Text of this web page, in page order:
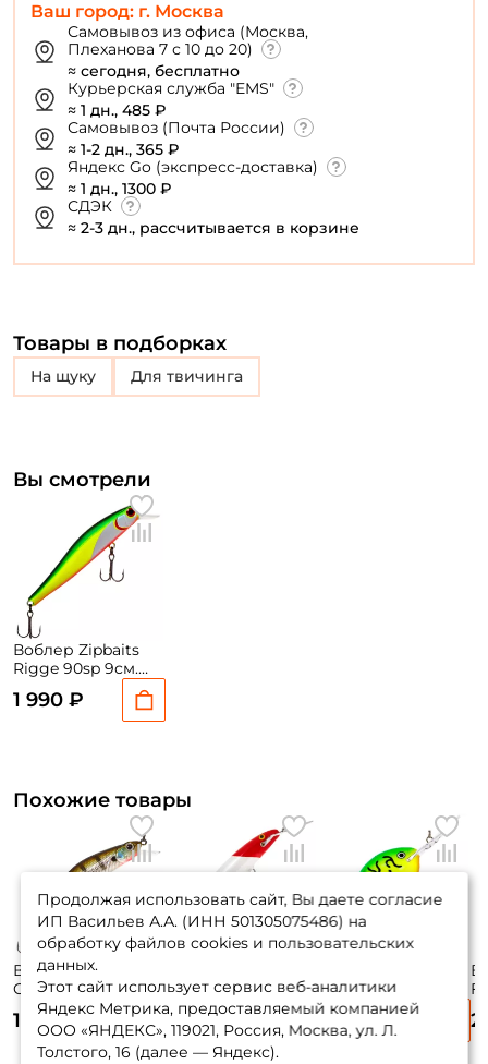
Ваш город: г. Москва
Самовывоз из офиса (Москва,
Плеханова 7 с 10 до 20)
≈ сегодня, бесплатно
Курьерская служба "EMS"
≈ 1 дн., 485 ₽
Самовывоз (Почта России)
≈ 1-2 дн., 365 ₽
Яндекс Go (экспресс-доставка)
≈ 1 дн., 1300 ₽
СДЭК
≈ 2-3 дн., рассчитывается в корзине
Товары в подборках
на щуку для твичинга
Вы смотрели
Воблер Zipbaits
Rigge 90sp 9см.
1,5м. suspending
1 990 ₽
Похожие товары
Воблер Zipbaits
Orbit 80 Sp-sr 8см.
8,5гр. #509R до 1м.
suspending
1 890 ₽
Countdown
Magnum 07 7см.
12гр. RH до 3,3м.
sinking
2 070 ₽
Dives-to 16 7см.
22гр. FT до 5м.
floating
2 000 ₽ 2
Продолжая использовать сайт, Вы даете согласие
ИП Васильев А.А. (ИНН 501305075486) на
обработку файлов cookies и пользовательских
данных.
Этот сайт использует сервис веб-аналитики
Яндекс Метрика, предоставляемый компанией
ООО «ЯНДЕКС», 119021, Россия, Москва, ул. Л.
Толстого, 16 (далее — Яндекс).